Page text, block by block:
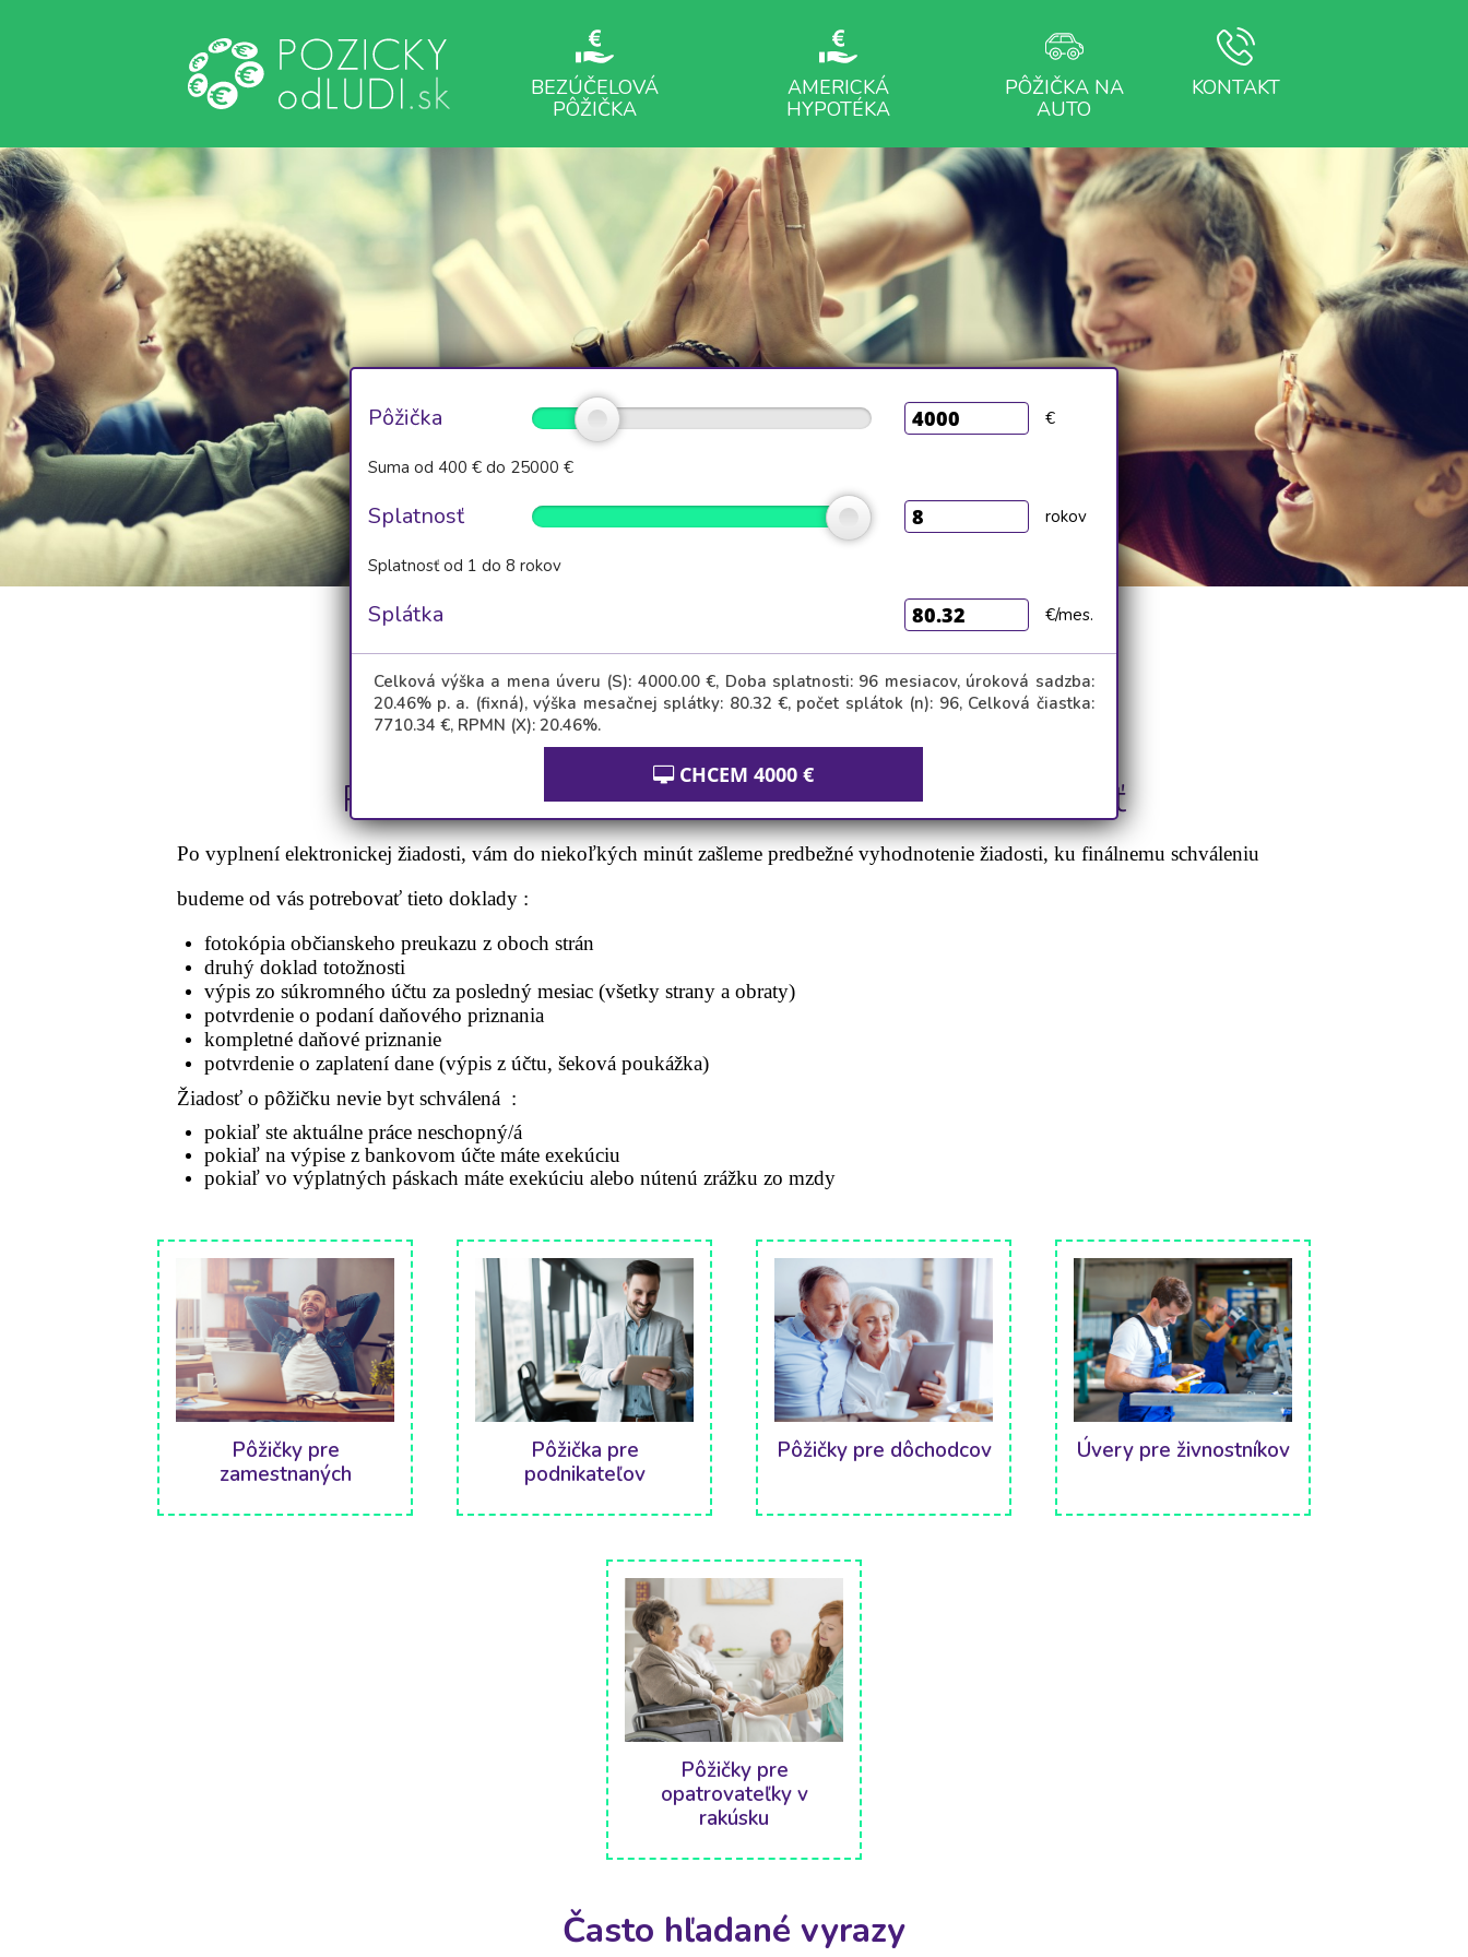
BEZÚČELOVÁ
PÔŽIČKA
AMERICKÁ
HYPOTÉKA
PÔŽIČKA NA
AUTO
KONTAKT
Pôžička €
Suma od 400 € do 25000 €
Splatnosť rokov
Splatnosť od 1 do 8 rokov
Splátka €/mes.
Celková výška a mena úveru (S): 4000.00€, Doba splatnosti: 96 mesiacov, úroková sadzba:
20.46% p. a. (fixná), výška mesačnej splátky: 80.32 €, počet splátok (n): 96, Celková čiastka:
7710.34 €, RPMN (X): 20.46%.
CHCEM 4000 €
Pôžičky pre opatrovateľky v rakúsku na živnosť
Po vyplnení elektronickej žiadosti, vám do niekoľkých minút zašleme predbežné vyhodnotenie žiadosti, ku finálnemu schváleniu
budeme od vás potrebovať tieto doklady :
fotokópia občianskeho preukazu z oboch strán
druhý doklad totožnosti
výpis zo súkromného účtu za posledný mesiac (všetky strany a obraty)
potvrdenie o podaní daňového priznania
kompletné daňové priznanie
potvrdenie o zaplatení dane (výpis z účtu, šeková poukážka)
Žiadosť o pôžičku nevie byt schválená :
pokiaľ ste aktuálne práce neschopný/á
pokiaľ na výpise z bankovom účte máte exekúciu
pokiaľ vo výplatných páskach máte exekúciu alebo nútenú zrážku zo mzdy
Pôžičky pre
zamestnaných
Pôžička pre
podnikateľov
Pôžičky pre dôchodcov Úvery pre živnostníkov
Pôžičky pre
opatrovateľky v
rakúsku
Často hľadané vyrazy